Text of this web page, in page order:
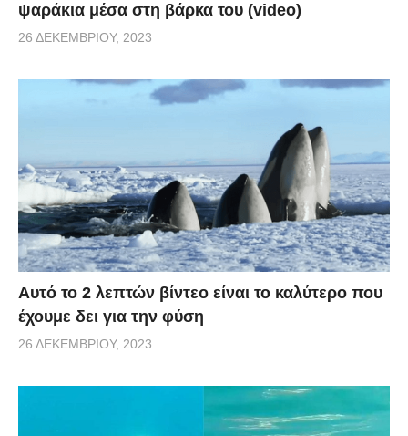
ψαράκια μέσα στη βάρκα του (video)
26 ΔΕΚΕΜΒΡΊΟΥ, 2023
Αυτό το 2 λεπτών βίντεο είναι το καλύτερο που
έχουμε δει για την φύση
26 ΔΕΚΕΜΒΡΊΟΥ, 2023